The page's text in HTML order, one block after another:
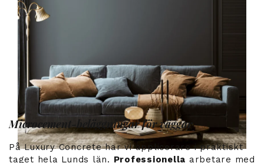
Microcement-beläggningar för väggar
På Luxury Concrete har vi applicerare i praktiskt
taget hela Lunds län. Professionella arbetare med